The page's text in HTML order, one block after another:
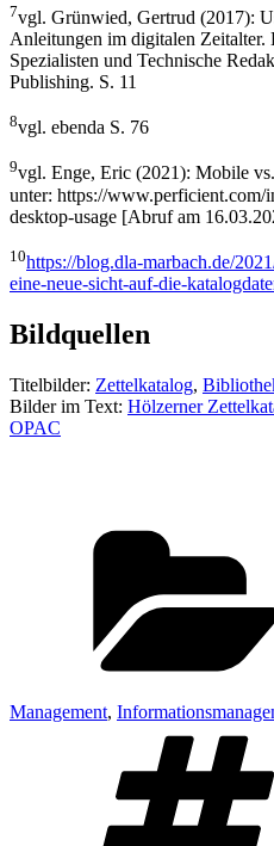
7vgl. Grünwied, Gertrud (2017):
Anleitungen im digitalen
Spezialisten und Technische
Publishing. S. 11
8vgl. ebenda S. 76
9vgl. Enge, Eric (2021): Mobile
unter: https://www.perficient.com/
desktop-usage [Abruf am
10https://blog.dla-marbach.de/
eine-neue-sicht-auf-die-
Bildquellen
Titelbilder: Zettelkatalog,
Bilder im Text: Hölzerner
OPAC
Management,